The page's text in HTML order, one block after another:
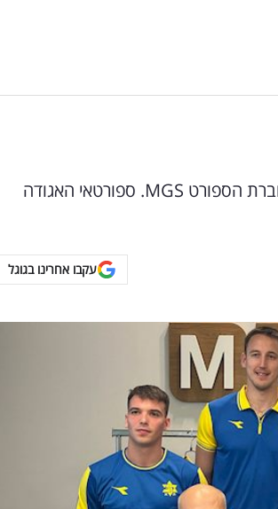
אגודת הספורט מכבי תל אביב חתמה על הסכם חסות לשלוש שנים, עם חברת הספורט MGS. ספורטאי האגודה
עקבו אחרינו בגוגל